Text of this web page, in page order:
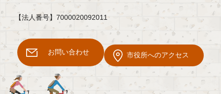
【法人番号】7000020092011
お問い合わせ 市役所へのアクセス